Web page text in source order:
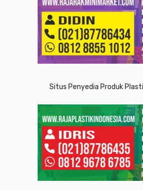
Situs Penyedia Produk